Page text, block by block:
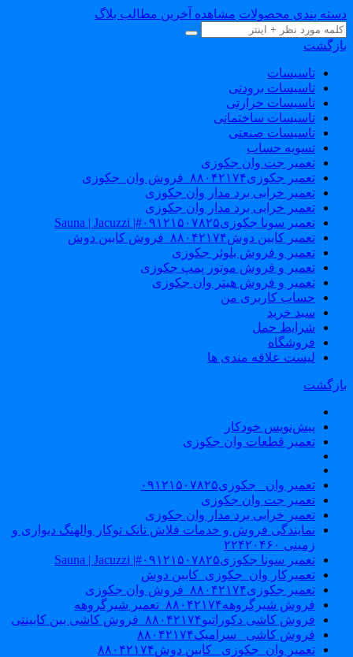
بندی محصولات مشاهده آخرین مطالب بلاگ
تاسیسات
تاسیسات برودتی
تاسیسات حرارتی
تاسیسات ساختمانی
تاسیسات صنعتی
تسویه حساب
تعمیر جت وان جکوزی
تعمیر جکوزی۸۸۰۴۲۱۷۴_فروش وان_جکوزی
تعمیر خرابی برد مدار وان جکوزی
تعمیر خرابی برد مدار وان جکوزی
تعمیر سونا جکوزی۰۹۱۲۱۵۰۷۸۲۵#| Sauna | Jacuzzi
تعمیر کابین دوش۸۸۰۴۲۱۷۴_فروش کابین دوش
تعمیر و فروش بلوئر جکوزی
تعمیر و فروش موتور پمپ جکوزی
تعمیر و فروش هیتر وان جکوزی
حساب کاربری من
سبد خرید
شرایط حمل
فروشگاه
لیست علاقه مندی ها
پیش‌نویس خودکار
تعمیر قطعات وان جکوزی
تعمیر وان _جکوزی۰۹۱۲۱۵۰۷۸۲۵
تعمیر جت وان جکوزی
تعمیر خرابی برد مدار وان جکوزی
نمایندگی فروش و خدمات فلاش تانک توکار والهنگ دیواری و
زمینی ۲۲۴۲۰۴۶۰
تعمیر سونا جکوزی۰۹۱۲۱۵۰۷۸۲۵#| Sauna | Jacuzzi
تعمیرکار وان_جکوزی_کابین دوش
تعمیر جکوزی۸۸۰۴۲۱۷۴_فروش وان جکوزی
فروش شیرگروهه۸۸۰۴۲۱۷۴_تعمیر شیرگروهه
فروش کاشی دکوراتیو۸۸۰۴۲۱۷۴_فروش کاشی بین کابینتی
فروش کاشی _سرامیک۸۸۰۴۲۱۷۴
تعمیر وان_جکوزی_ کابین دوش۸۸۰۴۲۱۷۴